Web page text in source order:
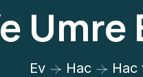
Ev Hac Hac